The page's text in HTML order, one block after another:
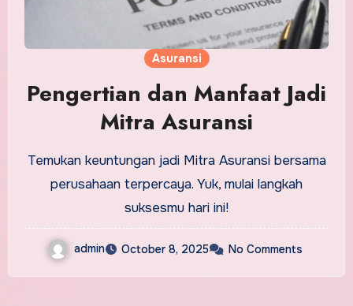
Asuransi
Pengertian dan Manfaat Jadi
Mitra Asuransi
Temukan keuntungan jadi Mitra Asuransi bersama
perusahaan terpercaya. Yuk, mulai langkah
suksesmu hari ini!
admin October 8, 2025 No Comments